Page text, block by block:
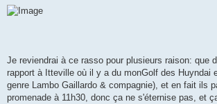
Je reviendrai à ce rasso pour plusieurs raison: que
rapport à Itteville où il y a du monGolf des Huyndai
genre Lambo Gaillardo & compagnie), et en fait ils
promenade à 11h30, donc ça ne s'éternise pas, et